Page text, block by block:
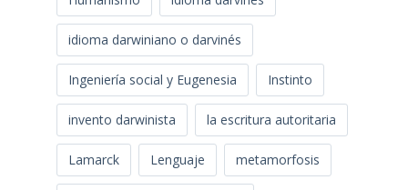
idioma darwiniano o darvinés
Ingeniería social y Eugenesia Instinto
invento darwinista la escritura autoritaria
Lamarck Lenguaje metamorfosis